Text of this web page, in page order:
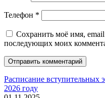
Телефон *
Сохранить моё имя, email
последующих моих
Расписание вступительных
2026 году